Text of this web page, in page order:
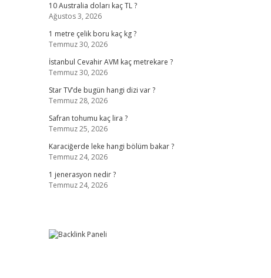
10 Australia doları kaç TL ?
Ağustos 3, 2026
1 metre çelik boru kaç kg ?
Temmuz 30, 2026
İstanbul Cevahir AVM kaç metrekare ?
Temmuz 30, 2026
Star TV’de bugün hangi dizi var ?
Temmuz 28, 2026
Safran tohumu kaç lira ?
Temmuz 25, 2026
Karaciğerde leke hangi bölüm bakar ?
Temmuz 24, 2026
1 jenerasyon nedir ?
Temmuz 24, 2026